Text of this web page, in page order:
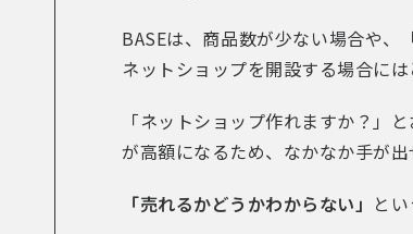
BASEは、商品数が少ない場合や
ネットショップを開設する場合には
「ネットショップ作れますか？」
が高額になるため、なかなか手が
「売れるかどうかわからない」 と